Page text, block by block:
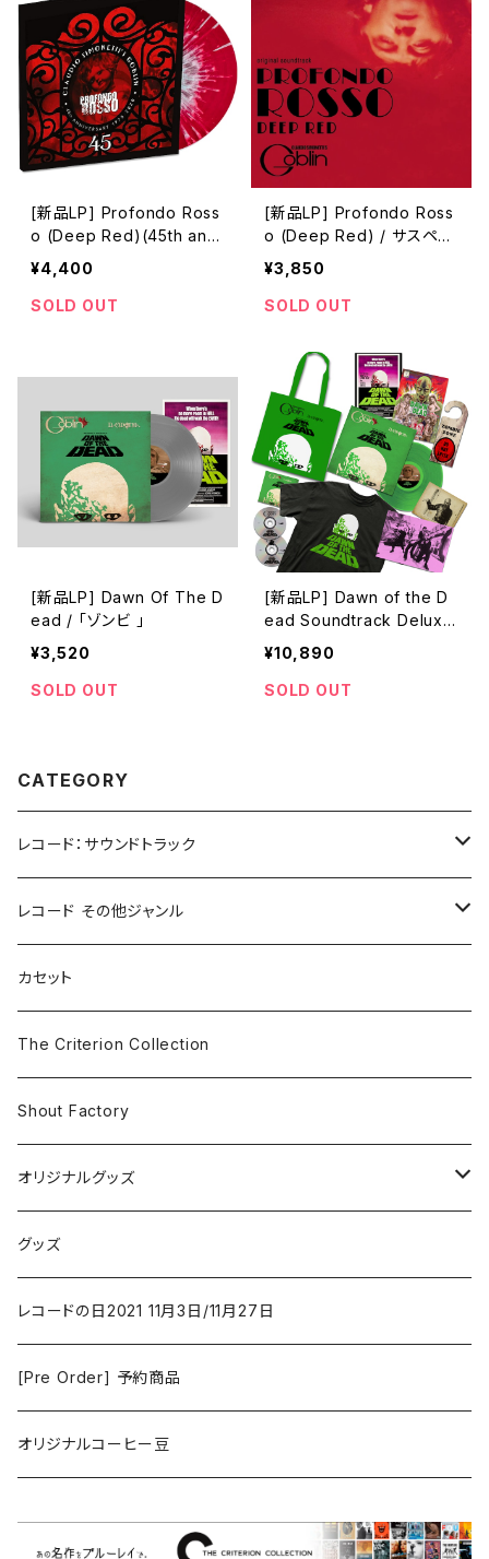
[新品LP] Profondo Ross
o (Deep Red)(45th anni
versary edition) / サスペ
リアPART2
¥4,400
SOLD OUT
[新品LP] Profondo Ross
o (Deep Red) / サスペリ
アPART2
¥3,850
SOLD OUT
[新品LP] Dawn Of The D
ead / 「ゾンビ 」
¥3,520
SOLD OUT
[新品LP] Dawn of the D
ead Soundtrack Deluxe
Edition / 「ゾンビ 」
¥10,890
SOLD OUT
CATEGORY
レコード：サウンドトラック
ホラー/スリラー
SF
ドラマ/ロマンス
アクション/クライム
コメディ
ファンタジー/アドベンチャー
アニメーション
ゲーム
ミュージカル/音楽/ドキュメンタリー/コンピ
レコード その他ジャンル
Rock & Pop
The Smiths
Iron and Wine
Grouper
Bill Callahan
Classical
Electronic & Ambient
New Order
Jazz
カセット
The Criterion Collection
Shout Factory
オリジナルグッズ
コーヒー
洋服
グッズ
レコードの日2021 11月3日/11月27日
[Pre Order] 予約商品
オリジナルコーヒー豆